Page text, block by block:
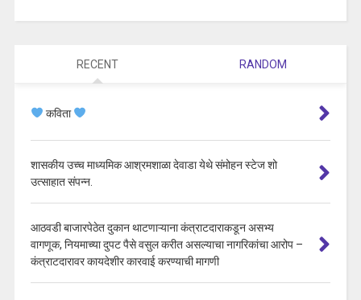
RECENT RANDOM
कविता
शासकीय उच्च माध्यमिक आश्रमशाळा देवाडा येथे संमोहन स्टेज शो
उत्साहात संपन्न.
आठवडी बाजारपेठेत दुकान थाटणाऱ्याना कंत्राटदाराकडून असभ्य
वागणूक, नियमाच्या दुपट पैसे वसुल करीत असल्याचा नागरिकांचा आरोप –
कंत्राटदारावर कायदेशीर कारवाई करण्याची मागणी